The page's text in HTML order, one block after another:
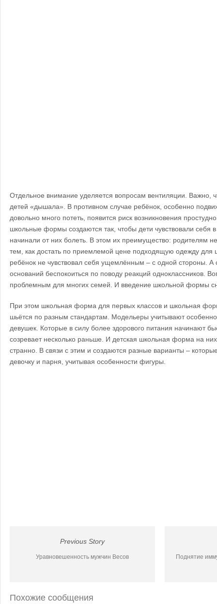
Отдельное внимание уделяется вопросам вентиляции. Важно,
детей «дышала». В противном случае ребёнок, особенно
довольно много потеть, появится риск возникновения
школьные формы создаются так, чтобы дети чувствовали себя
начинали от них болеть. В этом их преимущество: родителям
тем, как достать по приемлемой цене подходящую одежду
ребёнок не чувствовал себя ущемлённым – с одной стороны. А
оснований беспокоиться по поводу реакций одноклассников.
проблемным для многих семей. И введение школьной формы
При этом школьная форма для первых классов и школьная
шьётся по разным стандартам. Модельеры учитывают
девушек. Которые в силу более здорового питания начинают
созревает несколько раньше. И детская школьная форма на
странно. В связи с этим и создаются разные варианты –
девочку и парня, учитывая особенности фигуры.
Previous Story
Уравновешенность мужчин Весов Поднятие
Похожие сообщения